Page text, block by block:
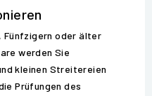
Fünfzigern oder älter
werden Sie
kleinen Streitereien
Prüfungen des